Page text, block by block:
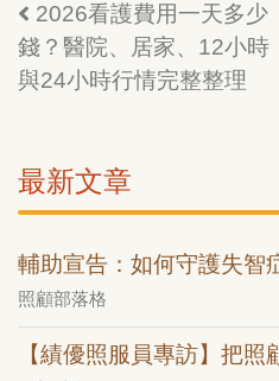
2026看護費用一天多少
錢？醫院、居家、12小時
與24小時行情完整整理
最新文章
輔助宣告：如何守護失智
照顧部落格
【績優照服員專訪】把